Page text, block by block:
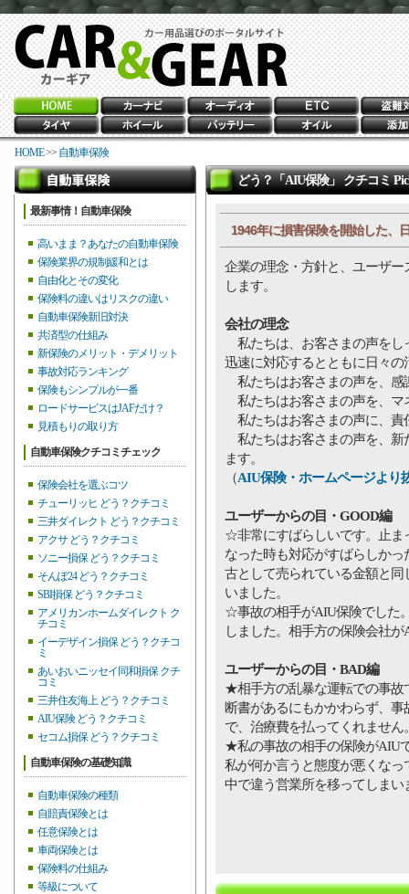
HOME>> 自動車保険
最新事情！自動車保険
高いまま？あなたの自動車保険
保険業界の規制緩和とは
自由化とその変化
保険料の違いはリスクの違い
自動車保険新旧対決
共済型の仕組み
新保険のメリット・デメリット
事故対応ランキング
保険もシンプルが一番
ロードサービスはJAFだけ？
見積もりの取り方
自動車保険クチコミチェック
保険会社を選ぶコツ
チューリッヒ どう？クチコミ
三井ダイレクト どう？クチコミ
アクサ どう？クチコミ
ソニー損保 どう？クチコミ
そんぽ24 どう？クチコミ
SBI損保 どう？クチコミ
アメリカンホームダイレクト ク
チコミ
イーデザイン損保 どう？クチコ
ミ
あいおいニッセイ同和損保 クチ
コミ
三井住友海上 どう？クチコミ
AIU保険 どう？クチコミ
セコム損保 どう？クチコミ
自動車保険の基礎知識
自動車保険の種類
自賠責保険とは
任意保険とは
車両保険とは
保険料の仕組み
等級について
どう？「AIU保険」 クチコミ
1946年に損害保険を開始した、
企業の理念・方針と、ユーザ
します。
会社の理念
私たちは、お客さまの声をし
迅速に対応するとともに日々
私たちはお客さまの声を、感
私たちはお客さまの声を、マ
私たちはお客さまの声に、責
私たちはお客さまの声を、新
ます。
（AIU保険・ホームページより
ユーザーからの目・GOOD編
☆非常にすばらしいです。止ま
なった時も対応がすばらしか
古として売られている金額と
いました。
☆事故の相手がAIU保険でした
しました。相手方の保険会社
ユーザーからの目・BAD編
★相手方の乱暴な運転での事故
断書があるにもかかわらず、
で、治療費を払ってくれませ
★私の事故の相手の保険がAIU
私が何か言うと態度が悪くな
中で違う営業所を移ってしまい